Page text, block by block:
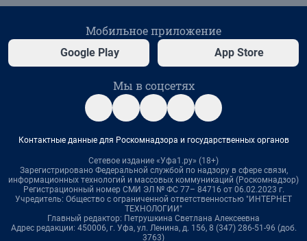
Мобильное приложение
Google Play App Store
Мы в соцсетях
Контактные данные для Роскомнадзора и государственных органов
Сетевое издание «Уфа1.ру» (18+)
Зарегистрировано Федеральной службой по надзору в сфере связи,
информационных технологий и массовых коммуникаций (Роскомнадзор)
Регистрационный номер СМИ ЭЛ № ФС 77– 84716 от 06.02.2023 г.
Учредитель: Общество с ограниченной ответственностью "ИНТЕРНЕТ
ТЕХНОЛОГИИ"
Главный редактор: Петрушкина Светлана Алексеевна
Адрес редакции: 450006, г. Уфа, ул. Ленина, д. 156, 8 (347) 286-51-96 (доб.
3763)